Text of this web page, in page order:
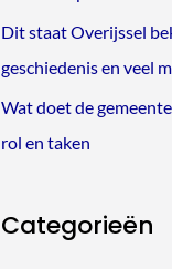
Dit staat Overijssel
geschiedenis en veel
Wat doet de
rol en taken
Categorieën